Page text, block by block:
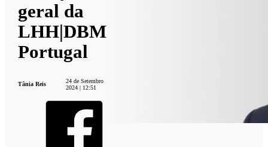
geral da
LHH|DBM
Portugal
Tânia Reis
24 de Setembro
2024 | 12:51